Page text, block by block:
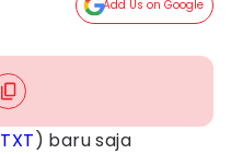
Add Us on Google
TXT) baru saja